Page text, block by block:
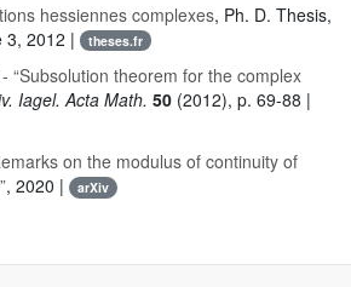
hessiennes complexes, Ph. D. Thesis,
3, 2012 |
theses.fr
- “Subsolution theorem for the complex
Iagel. Acta Math. 50 (2012), p. 69-88 |
on the modulus of continuity of
, 2020 | arXiv